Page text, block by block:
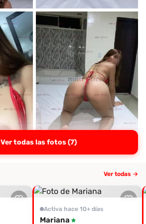
Ver todas las fotos (7)
Ver todas →
Activa hace 10+ días
Mariana